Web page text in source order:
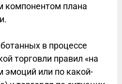
компонентом плана
в процессе
торговли правил «на
эмоций или по какой-